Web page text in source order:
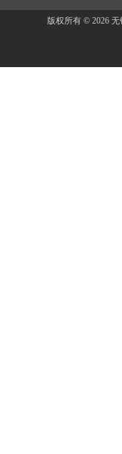
版权所有 © 2026